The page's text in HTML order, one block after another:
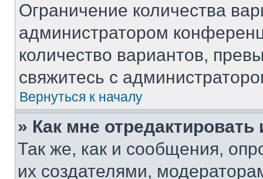
Ограничение количества
администратором
количество вариантов,
свяжитесь с
Вернуться к началу
» Как мне
Так же, как и сообщения,
их создателями,